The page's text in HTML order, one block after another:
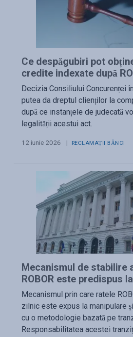
Ce despăgubiri pot
credite indexate după
Decizia Consiliului Concurenței
putea da dreptul clienților la
după ce instanțele de judecată
legalității acestui act.
12 iunie 2026 | RECLAMAȚII BĂNCI
Mecanismul de stabilire
ROBOR este predispus
Mecanismul prin care ratele
zilnic este expus la manipulare
cu o metodologie bazată pe
Responsabilitatea acestei